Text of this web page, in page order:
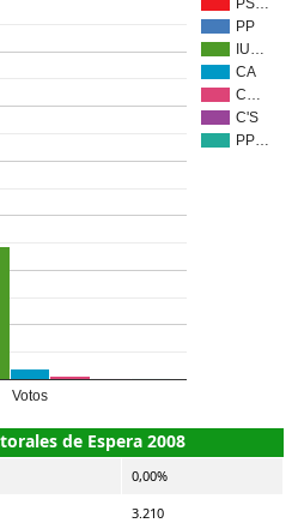
PS…
PP
IU…
CA
C…
C'S
PP…
Votos
de Espera 2008
0,00%
3.210